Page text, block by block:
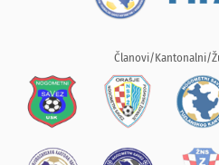
Članovi/Kantonalni/